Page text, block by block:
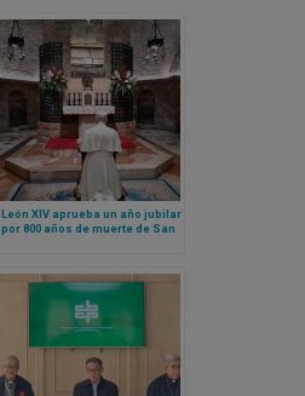
León XIV aprueba un año jubilar
por 800 años de muerte de San